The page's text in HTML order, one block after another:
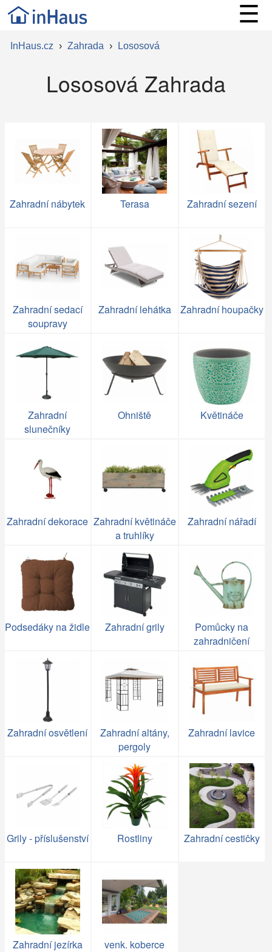
☰
InHaus.cz › Zahrada › Lososová
Lososová Zahrada
Zahradní nábytek Terasa Zahradní sezení
Zahradní sedací
soupravy
Zahradní lehátka Zahradní houpačky
Zahradní
slunečníky
Ohniště Květináče
Zahradní dekorace Zahradní květináče
a truhlíky
Zahradní nářadí
Podsedáky na židle Zahradní grily
Pomůcky na
zahradničení
Zahradní osvětlení
Zahradní altány,
pergoly
Zahradní lavice
Grily - příslušenství Rostliny Zahradní cestičky
Zahradní jezírka venk. koberce